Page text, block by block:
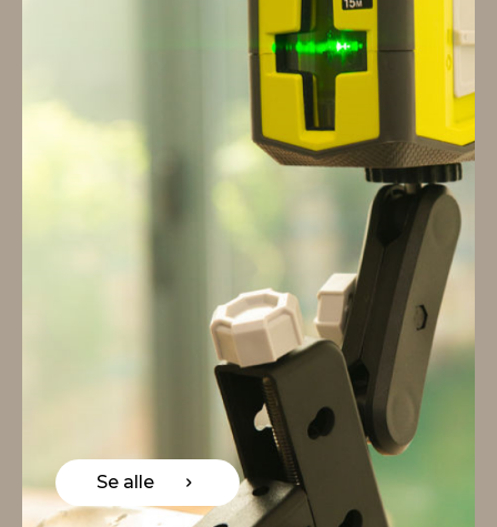
Se alle